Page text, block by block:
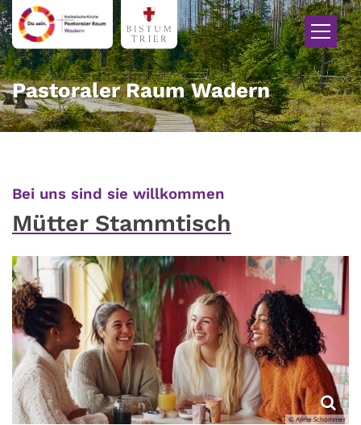
Zum Inhalt springen
Pastoraler Raum Wadern
Bei uns sind sie willkommen
Mütter Stammtisch
© Anne Schommer